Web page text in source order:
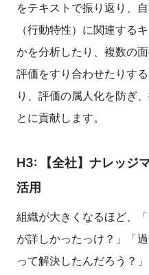
をテキストで振り返り、
（行動特性）に関連する
かを分析したり、複数の
評価をすり合わせたりす
り、評価の属人化を防ぎ
とに貢献します。
H3: 【全社】ナレッジ
活用
組織が大きくなるほど、
が詳しかったっけ？」「
って解決したんだろう？